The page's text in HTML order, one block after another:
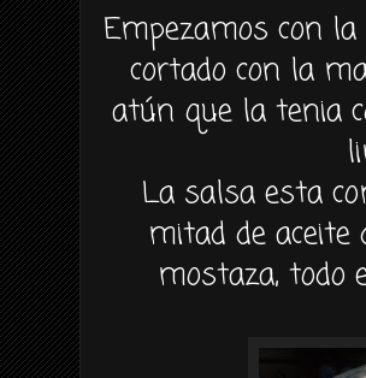
Empezamos con
cortado con la
atún que la tenia
La salsa esta
mitad de aceite
mostaza,